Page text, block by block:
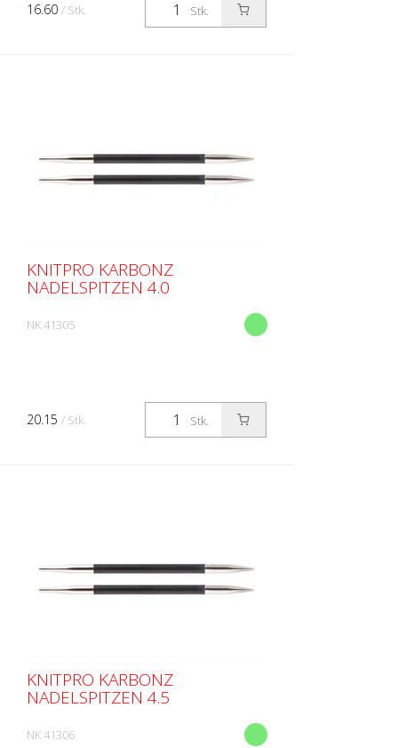
Stk.
16.60 / Stk.
KNITPRO KARBONZ
NADELSPITZEN 4.0
NK 41305
Stk.
20.15 / Stk.
KNITPRO KARBONZ
NADELSPITZEN 4.5
NK 41306